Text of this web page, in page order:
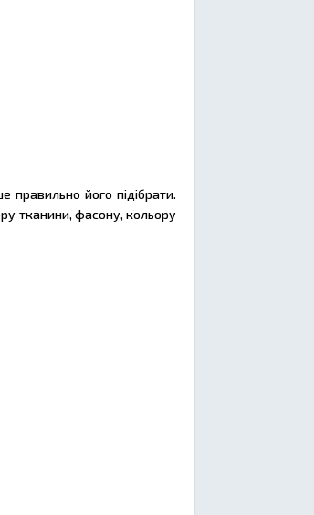
правильно його підібрати.
тканини, фасону, кольору